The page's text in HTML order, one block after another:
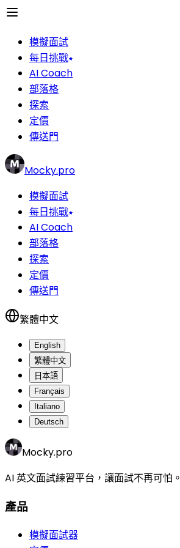
模擬面試
每日挑戰
AI Coach
部落格
探索
定價
傳送門
Mocky.pro
模擬面試
每日挑戰
AI Coach
部落格
探索
定價
傳送門
繁體中文
English
繁體中文
日本語
Français
Italiano
Deutsch
Mocky.pro
AI 英文面試練習平台，讓面試不再可怕。
產品
模擬面試器